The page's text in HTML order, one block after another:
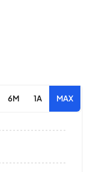
6M 1A MAX